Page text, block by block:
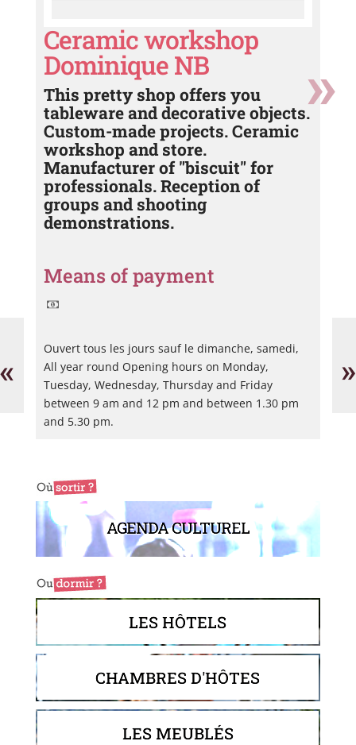
«
Laglasse
Atelier
n°5 »
Ceramic workshop
Dominique NB
This pretty shop offers you
tableware and decorative objects.
Custom-made projects. Ceramic
workshop and store.
Manufacturer of "biscuit" for
professionals. Reception of
groups and shooting
demonstrations.
Means of payment
Ouvert tous les jours sauf le dimanche, samedi,
All year round Opening hours on Monday,
Tuesday, Wednesday, Thursday and Friday
between 9 am and 12 pm and between 1.30 pm
and 5.30 pm.
AGENDA CULTUREL
LES HÔTELS
CHAMBRES D'HÔTES
LES MEUBLÉS